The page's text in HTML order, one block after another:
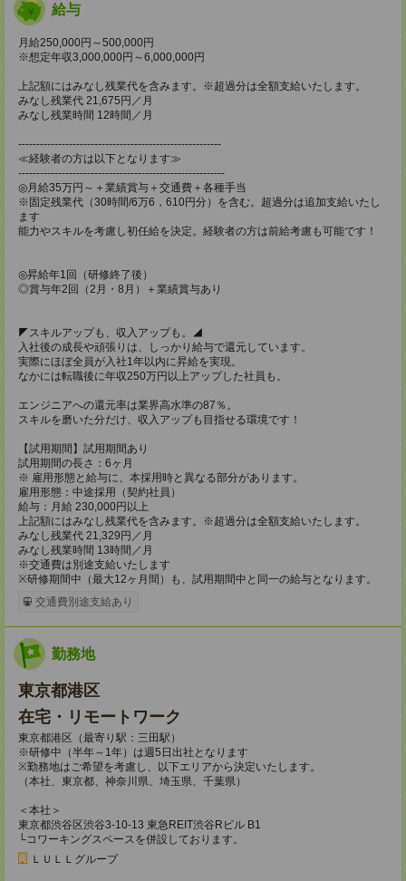
給与
月給250,000円～500,000円
※想定年収3,000,000円～6,000,000円
上記額にはみなし残業代を含みます。※超過分は全額支給いたします。
みなし残業代 21,675円／月
みなし残業時間 12時間／月
--------------------------------------------------------
≪経験者の方は以下となります≫
---------------------------------------------------------
◎月給35万円～＋業績賞与＋交通費＋各種手当
※固定残業代（30時間/6万6，610円分）を含む。超過分は追加支給いたし
ます
能力やスキルを考慮し初任給を決定。経験者の方は前給考慮も可能です！
◎昇給年1回（研修終了後）
◎賞与年2回（2月・8月）＋業績賞与あり
◤スキルアップも、収入アップも。◢
入社後の成長や頑張りは、しっかり給与で還元しています。
実際にほぼ全員が入社1年以内に昇給を実現。
なかには転職後に年収250万円以上アップした社員も。
エンジニアへの還元率は業界高水準の87％。
スキルを磨いた分だけ、収入アップも目指せる環境です！
【試用期間】試用期間あり
試用期間の長さ：6ヶ月
※ 雇用形態と給与に、本採用時と異なる部分があります。
雇用形態：中途採用（契約社員）
給与：月給 230,000円以上
上記額にはみなし残業代を含みます。※超過分は全額支給いたします。
みなし残業代 21,329円／月
みなし残業時間 13時間／月
※交通費は別途支給いたします
※研修期間中（最大12ヶ月間）も、試用期間中と同一の給与となります。
交通費別途支給あり
勤務地
東京都港区
在宅・リモートワーク
東京都港区（最寄り駅：三田駅）
※研修中（半年～1年）は週5日出社となります
※勤務地はご希望を考慮し、以下エリアから決定いたします。
（本社、東京都、神奈川県、埼玉県、千葉県）
＜本社＞
東京都渋谷区渋谷3-10-13 東急REIT渋谷Rビル B1
└コワーキングスペースを併設しております。
ＬＵＬＬグループ